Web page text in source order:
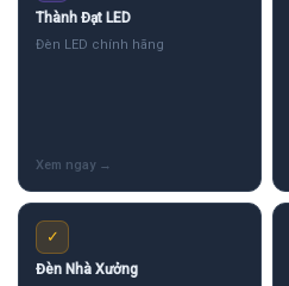
Thành Đạt LED
Đèn LED chính hãng
✓
Đèn Nhà Xưởng